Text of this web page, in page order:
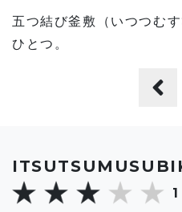
1
五つ結び釜敷（いつつむ
ひとつ。